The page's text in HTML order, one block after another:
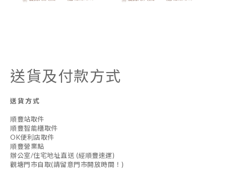
送貨及付款方式
送貨方式
順豐站取件
順豐智能櫃取件
OK便利店取件
順豐營業點
辦公室/住宅地址直送 (經順豐速運)
觀塘門市自取(請留意門市開放時間！)